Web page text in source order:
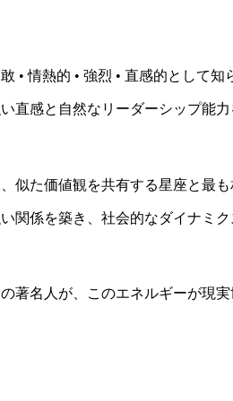
• 情熱的 • 強烈 • 直感的として
直感と自然なリーダーシップ能
似た価値観を共有する星座と最も
関係を築き、社会的なダイナミ
著名人が、このエネルギーが現